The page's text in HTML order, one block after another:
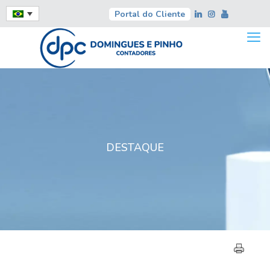
Portal do Cliente
DESTAQUE